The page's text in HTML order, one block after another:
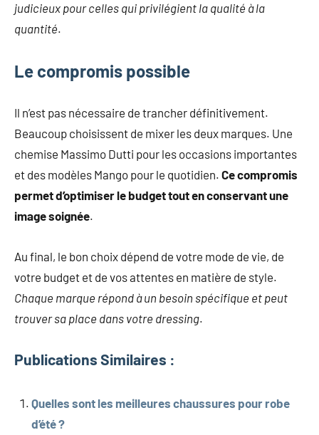
judicieux pour celles qui privilégient la qualité à la
quantité.
Le compromis possible
Il n’est pas nécessaire de trancher définitivement.
Beaucoup choisissent de mixer les deux marques. Une
chemise Massimo Dutti pour les occasions importantes
et des modèles Mango pour le quotidien. Ce compromis
permet d’optimiser le budget tout en conservant une
image soignée.
Au final, le bon choix dépend de votre mode de vie, de
votre budget et de vos attentes en matière de style.
Chaque marque répond à un besoin spécifique et peut
trouver sa place dans votre dressing.
Publications Similaires :
Quelles sont les meilleures chaussures pour robe
d’été ?